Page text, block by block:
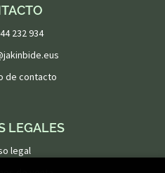
232 934
de contacto
LEGALES
legal